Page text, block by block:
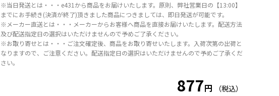
※当日発送とは・・・e431から商品をお届けいたします。原則、弊社営業日の【13:00】
までにお手続き(決済が終了)頂きました商品につきましては、即日発送が可能です。
※メーカー直送とは・・・メーカーからお客様へ商品を直接お届けいたします。配送方法
及び配送指定日の選択はいただけませんので予めご了承ください。
※お取り寄せとは・・・ご注文確定後、商品をお取り寄せいたします。入荷次第の出荷と
なりますので、ご注意ください。配送指定日の選択はいただけませんので予めご了承くだ
さい。
877円
（税込）